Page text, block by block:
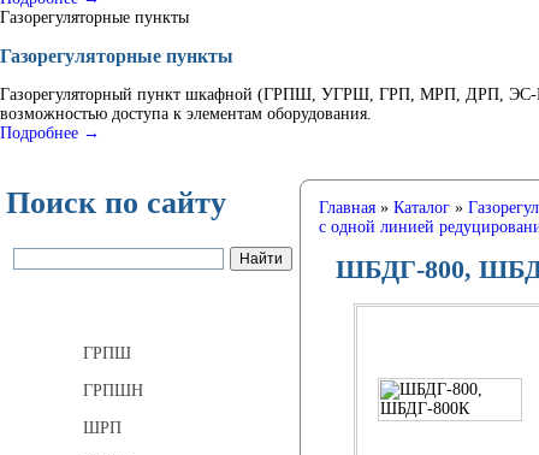
Газорегуляторные пункты
Газорегуляторные пункты
Газорегуляторный пункт шкафной (ГРПШ, УГРШ, ГРП, МРП, ДРП, ЭС-
возможностью доступа к элементам оборудования.
Подробнее →
Поиск по сайту
ГРПШ
ГРПШН
ШРП
Главная» Каталог»
с одной линией
ШБДГ-800,